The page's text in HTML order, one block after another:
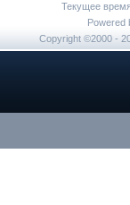
Текущее
Powered
Copyright ©2000 -